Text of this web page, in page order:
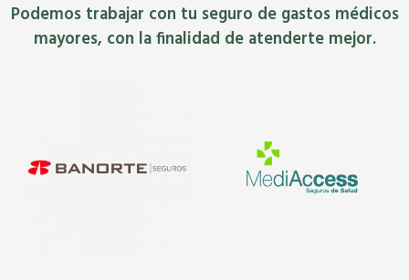
Podemos trabajar con tu seguro de gastos médicos
mayores, con la finalidad de atenderte mejor.